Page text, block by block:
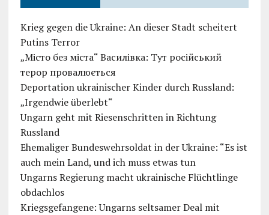
Krieg gegen die Ukraine: An dieser Stadt scheitert
Putins Terror
„Місто без міста“ Василівка: Тут російський
терор провалюється
Deportation ukrainischer Kinder durch Russland:
„Irgendwie überlebt“
Ungarn geht mit Riesenschritten in Richtung
Russland
Ehemaliger Bundeswehrsoldat in der Ukraine: “Es ist
auch mein Land, und ich muss etwas tun
Ungarns Regierung macht ukrainische Flüchtlinge
obdachlos
Kriegsgefangene: Ungarns seltsamer Deal mit